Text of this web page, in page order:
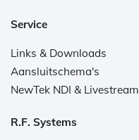
Service
Links & Downloads
Aansluitschema's
NewTek NDI & Livestream
R.F. Systems